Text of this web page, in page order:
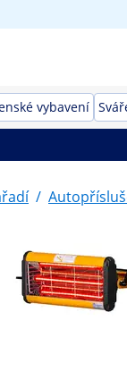
vybavení
/